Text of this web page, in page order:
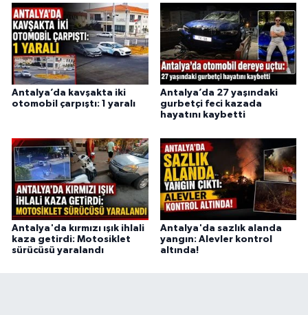
Antalya’da kavşakta iki
otomobil çarpıştı: 1 yaralı
Antalya’da 27 yaşındaki
gurbetçi feci kazada
hayatını kaybetti
Antalya'da kırmızı ışık ihlali
kaza getirdi: Motosiklet
sürücüsü yaralandı
Antalya'da sazlık alanda
yangın: Alevler kontrol
altında!